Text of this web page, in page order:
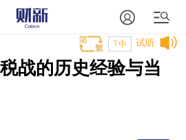
试听
T中
战的历史经验与当